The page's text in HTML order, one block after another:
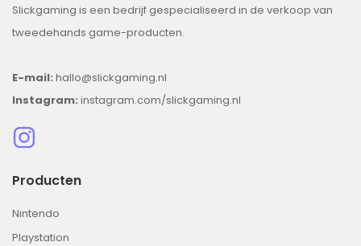
Slickgaming is een bedrijf gespecialiseerd in de verkoop van
tweedehands game-producten.
E-mail: hallo@slickgaming.nl
Instagram: instagram.com/slickgaming.nl
Producten
Nintendo
Playstation